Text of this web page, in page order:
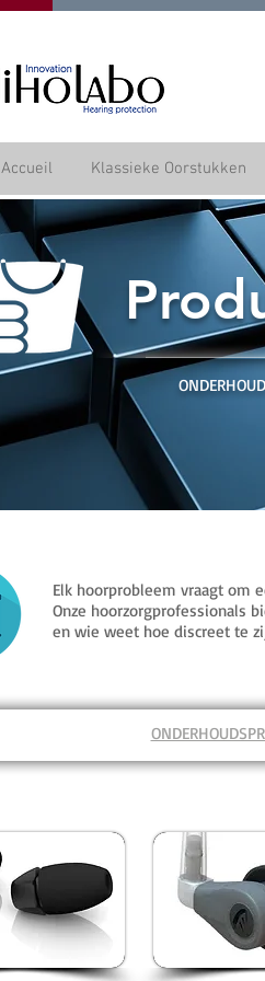
Accueil Klassieke Oorstukken
Elk hoorprobleem vraagt om
Onze hoorzorgprofessionals
en wie weet hoe discreet te